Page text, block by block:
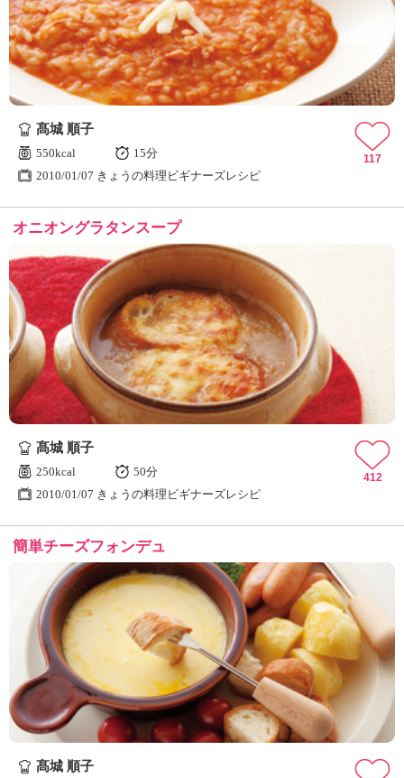
髙城 順子
550kcal
15分
2010/01/07 きょうの料理ビギナーズレシピ
117
オニオングラタンスープ
髙城 順子
250kcal
50分
2010/01/07 きょうの料理ビギナーズレシピ
412
簡単チーズフォンデュ
髙城 順子